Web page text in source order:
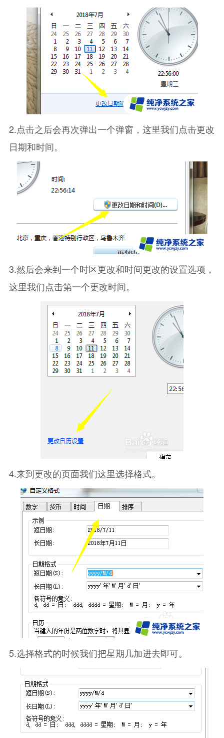
2.点击之后会再次弹出一个弹窗，这里我们点击更改
日期和时间。
3.然后会来到一个时区更改和时间更改的设置选项，
这里我们点击第一个更改时间。
4.来到更改的页面我们这里选择格式。
5.选择格式的时候我们把星期几加进去即可。